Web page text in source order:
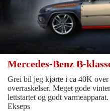
Mercedes-Benz B-
Grei bil jeg kjørte i ca 40K
overraskelser. Meget gode
lettstartet og godt
Ekseps